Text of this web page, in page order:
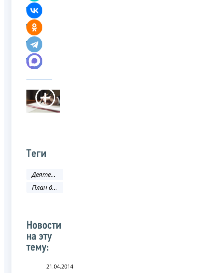
Теги
Деятельность ФНС
План деятельности
Новости
на эту
тему:
21.04.2014